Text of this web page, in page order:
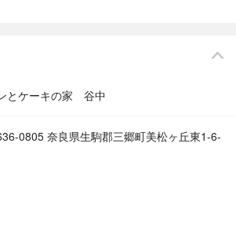
とケーキの家 谷中
0805 奈良県生駒郡三郷町美松ヶ丘東1-6-